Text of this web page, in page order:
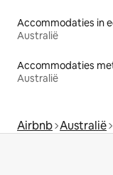
Australië
Australië
Airbnb Australië